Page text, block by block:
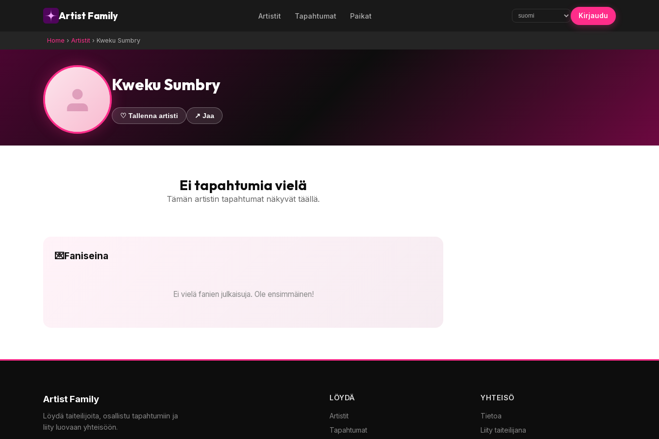
Artist Family Artistit Tapahtumat Paikat Kirjaudu
Home › Artistit › Kweku Sumbry
Kweku Sumbry
♡ Tallenna artisti ↗ Jaa
Ei tapahtumia vielä
Tämän artistin tapahtumat näkyvät täällä.
💌Faniseina
Ei vielä fanien julkaisuja. Ole ensimmäinen!
Artist Family
Löydä taiteilijoita, osallistu tapahtumiin ja
liity luovaan yhteisöön.
LÖYDÄ
Artistit
Tapahtumat
YHTEISÖ
Tietoa
Liity taiteilijana